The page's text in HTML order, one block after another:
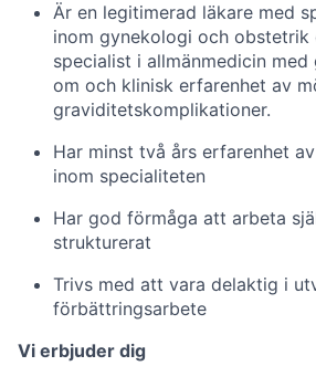
Är en legitimerad läkare med
inom gynekologi och obstetrik
specialist i allmänmedicin med
om och klinisk erfarenhet av
graviditetskomplikationer.
Har minst två års erfarenhet
inom specialiteten
Har god förmåga att arbeta
strukturerat
Trivs med att vara delaktig i
förbättringsarbete
Vi erbjuder dig